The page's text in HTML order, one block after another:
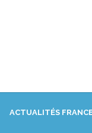
ACTUALITÉS